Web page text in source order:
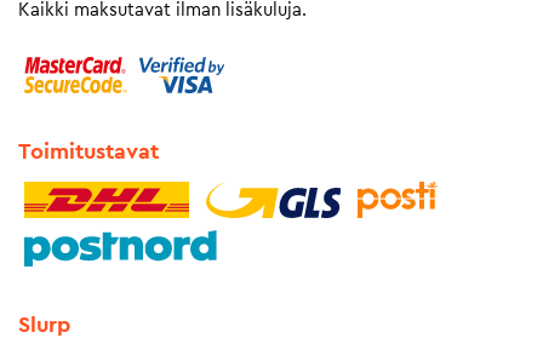
Kaikki maksutavat ilman lisäkuluja.
Toimitustavat
Slurp